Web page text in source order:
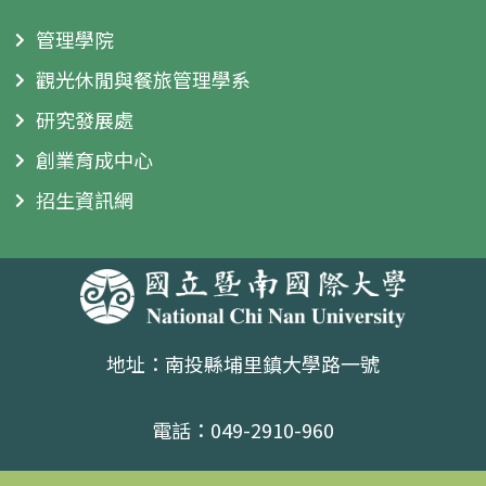
管理學院
觀光休閒與餐旅管理學系
研究發展處
創業育成中心
招生資訊網
地址：南投縣埔里鎮大學路一號
電話：049-2910-960